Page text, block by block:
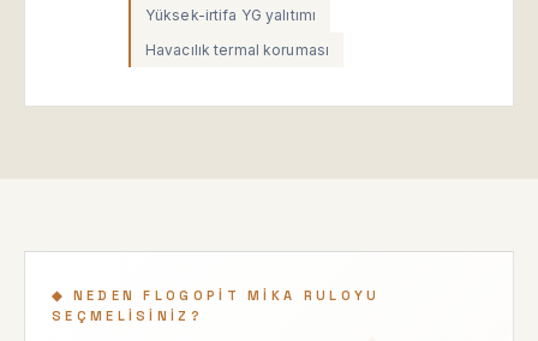
Yüksek-irtifa YG yalıtımı
Havacılık termal koruması
◆ NEDEN FLOGOPIT MIKA RULOYU
SEÇMELISINIZ?